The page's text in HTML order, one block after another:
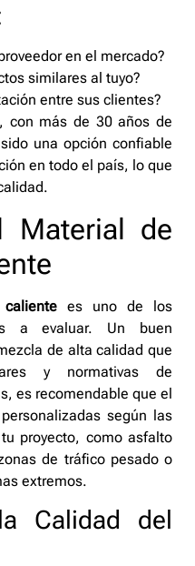
en el mercado?
similares al tuyo?
entre sus clientes?
, con más de 30 años de
una opción confiable
en todo el país, lo que
Material de
es uno de los
a evaluar. Un buen
de alta calidad que
y normativas de
es recomendable que el
según las
proyecto, como asfalto
de tráfico pesado o
extremos.
Calidad del